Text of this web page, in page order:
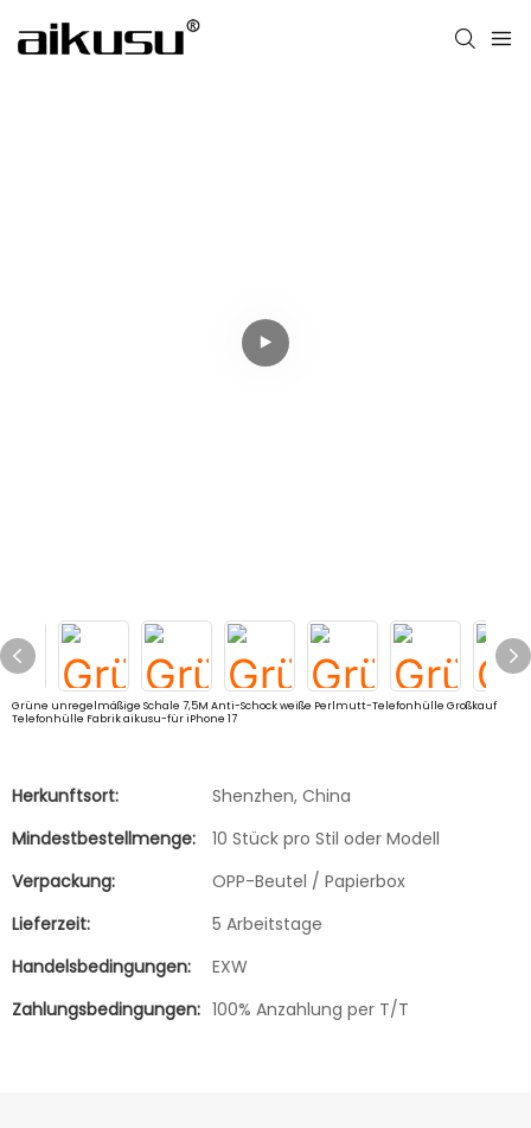
Grüne unregelmäßige Schale 7,5M Anti-Schock weiße Perlmutt-Telefonhülle Großkauf
Telefonhülle Fabrik aikusu-für iPhone 17
Herkunftsort:
Shenzhen, China
Mindestbestellmenge:
10 Stück pro Stil oder Modell
Verpackung:
OPP-Beutel / Papierbox
Lieferzeit:
5 Arbeitstage
Handelsbedingungen:
EXW
Zahlungsbedingungen: 100% Anzahlung per T/T